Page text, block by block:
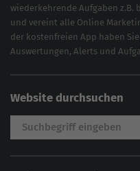
wiederkehrende Aufgaben z.B.
und vereint alle Online
der kostenfreien App haben
Auswertungen, Alerts und
Website durchsuchen